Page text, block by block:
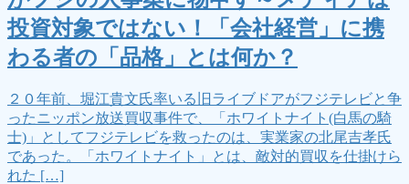
投資対象ではない！「会社経営」に携
わる者の「品格」とは何か？
２０年前、堀江貴文氏率いる旧ライブドアがフジテレビと争
ったニッポン放送買収事件で、「ホワイトナイト(白馬の騎
士)」としてフジテレビを救ったのは、実業家の北尾吉孝氏
であった。「ホワイトナイト」とは、敵対的買収を仕掛けら
れた […]